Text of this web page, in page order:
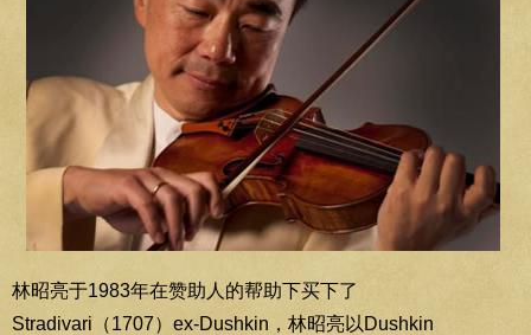
林昭亮于1983年在赞助人的帮助下买下了
Stradivari（1707）ex-Dushkin，林昭亮以Dushkin